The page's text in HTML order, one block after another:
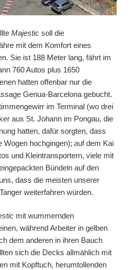
Majestic soll die
mit dem Komfort eines
Sie ist 188 Meter lang, fährt im
760 Autos plus 1650
hatten offenbar nur die
Genua-Barcelona gebucht.
im Terminal (wo drei
aus St. Johann im Pongau, die
hatten, dafür sorgten, dass
Wogen hochgingen); auf dem Kai
und Kleintransportern, viele mit
Bündeln auf den
uns, dass die meisten unserer
Tanger weiterfahren würden.
mit wummernden
während Arbeiter in gelben
dem anderen in ihren Bauch
sich die Decks allmählich mit
mit Kopftuch, herumtollenden